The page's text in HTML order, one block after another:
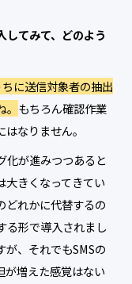
してみて、どのよう
に送信対象者の抽出
もちろん確認作業
なりません。
化が進みつつあると
大きくなってきてい
どれかに代替するの
る形で導入されまし
が、それでもSMSの
が増えた感覚はない